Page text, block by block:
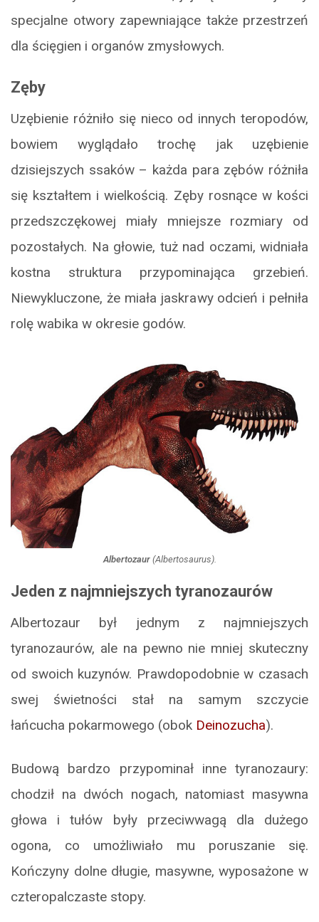
specjalne otwory zapewniające także przestrzeń
dla ścięgien i organów zmysłowych.
Zęby
Uzębienie różniło się nieco od innych teropodów,
bowiem wyglądało trochę jak uzębienie
dzisiejszych ssaków – każda para zębów różniła
się kształtem i wielkością. Zęby rosnące w kości
przedszczękowej miały mniejsze rozmiary od
pozostałych. Na głowie, tuż nad oczami, widniała
kostna struktura przypominająca grzebień.
Niewykluczone, że miała jaskrawy odcień i pełniła
rolę wabika w okresie godów.
Albertozaur(Albertosaurus).
Jeden z najmniejszych tyranozaurów
Albertozaur był jednym z najmniejszych
tyranozaurów, ale na pewno nie mniej skuteczny
od swoich kuzynów. Prawdopodobnie w czasach
swej świetności stał na samym szczycie
łańcucha pokarmowego (obok Deinozucha).
Budową bardzo przypominał inne tyranozaury:
chodził na dwóch nogach, natomiast masywna
głowa i tułów były przeciwwagą dla dużego
ogona, co umożliwiało mu poruszanie się.
Kończyny dolne długie, masywne, wyposażone w
czteropalczaste stopy.